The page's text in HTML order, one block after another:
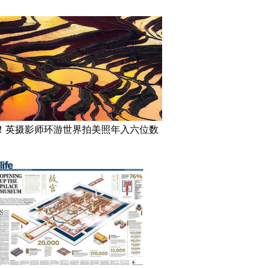
英摄影师环游世界拍美照年入六位数